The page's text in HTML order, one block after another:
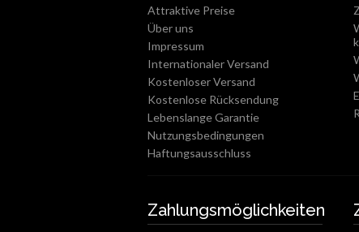
Attraktive Preise
Über uns
Impressum
Internationaler Versand
Kostenloser Versand
Kostenlose Rücksendung
Lebenslange Garantie
Nutzungsbedingungen
Haftungsausschluss
Zahlungsmöglichkeiten